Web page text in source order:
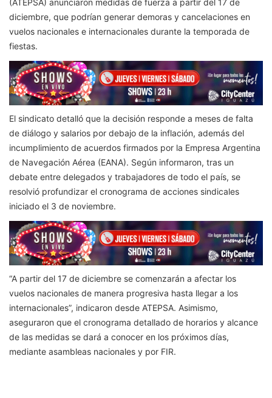
(ATEPSA) anunciaron medidas de fuerza a partir del 17 de
diciembre, que podrían generar demoras y cancelaciones en
vuelos nacionales e internacionales durante la temporada de
fiestas.
El sindicato detalló que la decisión responde a meses de falta
de diálogo y salarios por debajo de la inflación, además del
incumplimiento de acuerdos firmados por la Empresa Argentina
de Navegación Aérea (EANA). Según informaron, tras un
debate entre delegados y trabajadores de todo el país, se
resolvió profundizar el cronograma de acciones sindicales
iniciado el 3 de noviembre.
“A partir del 17 de diciembre se comenzarán a afectar los
vuelos nacionales de manera progresiva hasta llegar a los
internacionales”, indicaron desde ATEPSA. Asimismo,
aseguraron que el cronograma detallado de horarios y alcance
de las medidas se dará a conocer en los próximos días,
mediante asambleas nacionales y por FIR.